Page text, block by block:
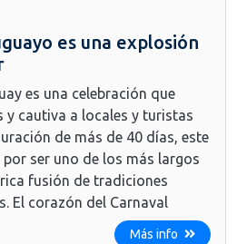
es una explosión
es una celebración que
y cautiva a locales y turistas
de más de 40 días, este
ser uno de los más largos
fusión de tradiciones
El corazón del Carnaval
Más info